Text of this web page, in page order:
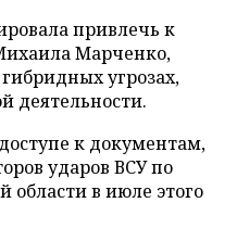
привлечь к
Марченко,
угрозах,
деятельности.
к документам,
ударов ВСУ по
области в июле этого